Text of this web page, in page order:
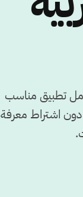
تطبيق مناسب
اشتراط معرفة